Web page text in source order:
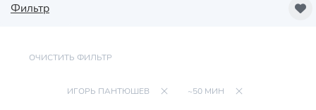
Фильтр
ОЧИСТИТЬ ФИЛЬТР
ИГОРЬ ПАНТЮШЕВ ~50 МИН